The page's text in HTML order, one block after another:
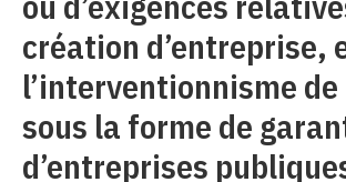
création d’entreprise,
l’interventionnisme de
sous la forme de
d’entreprises